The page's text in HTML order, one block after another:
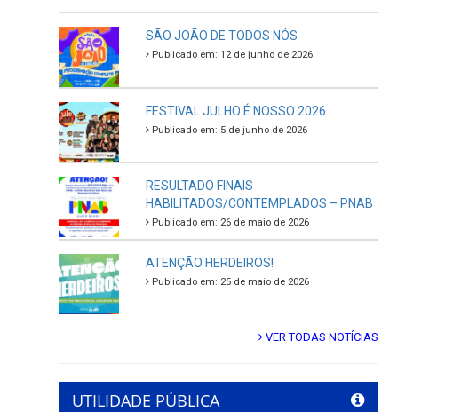
SÃO JOÃO DE TODOS NÓS
Publicado em: 12 de junho de 2026
FESTIVAL JULHO É NOSSO 2026
Publicado em: 5 de junho de 2026
RESULTADO FINAIS
HABILITADOS/CONTEMPLADOS – PNAB
Publicado em: 26 de maio de 2026
ATENÇÃO HERDEIROS!
Publicado em: 25 de maio de 2026
VER TODAS NOTÍCIAS
UTILIDADE PÚBLICA